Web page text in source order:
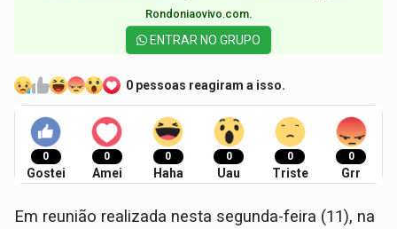
Rondoniaovivo.com.​
ENTRAR NO GRUPO
0 pessoas reagiram a isso.
0
Gostei
0
Amei
0
Haha
0
Uau
0
Triste
0
Grr
Em reunião realizada nesta segunda-feira (11), na